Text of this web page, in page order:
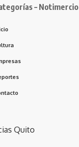
– Notimercio